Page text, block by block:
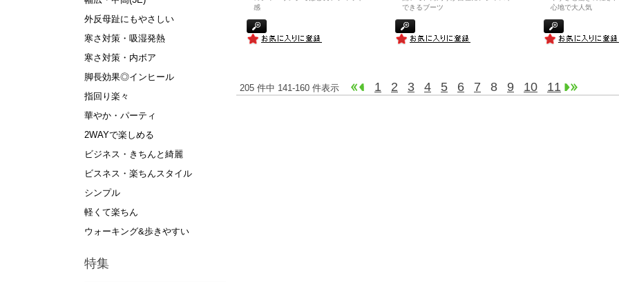
外反母趾にもやさしい
寒さ対策・吸湿発熱
寒さ対策・内ボア
脚長効果◎インヒール
指回り楽々
華やか・パーティ
2WAYで楽しめる
ビジネス・きちんと綺麗
ビスネス・楽ちんスタイル
シンプル
軽くて楽ちん
ウォーキング&歩きやすい
特集
感
できるブーツ
心地で大人気
205 件中 141-160 件表示 1 2 3 4 5 6 7 8 9 10 11